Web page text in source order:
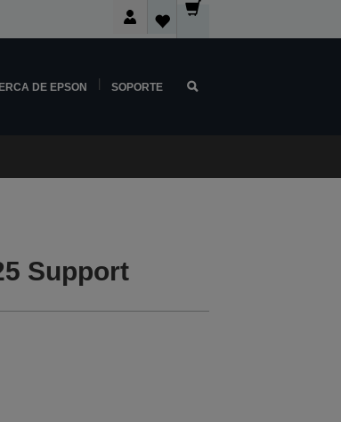
DE EPSON SOPORTE
Support